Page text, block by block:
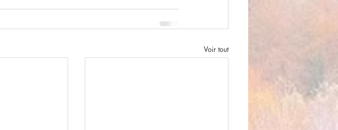
Voir tout